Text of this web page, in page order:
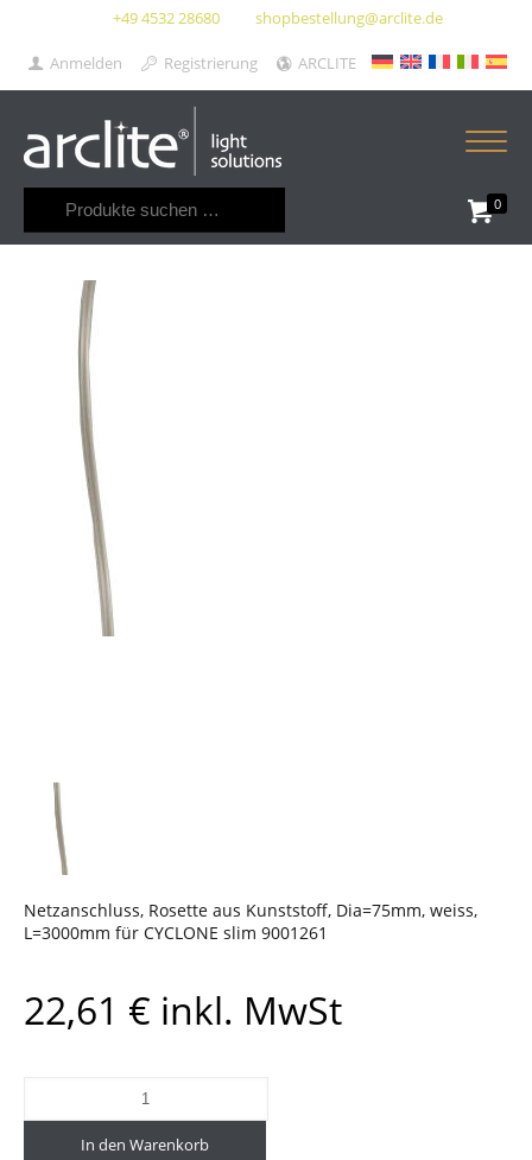
+49 4532 28680 shopbestellung@arclite.de
Anmelden Registrierung ARCLITE
0
Netzanschluss, Rosette aus Kunststoff, Dia=75mm, weiss,
L=3000mm für CYCLONE slim 9001261
22,61 € inkl. MwSt
In den Warenkorb